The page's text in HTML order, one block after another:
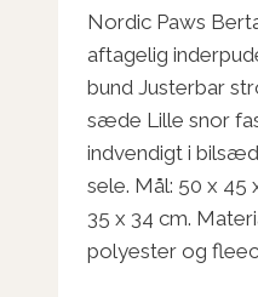
pris
var:
kr.
Nordic Paws
aftagelig
bund Justerbar
sæde Lille snor
indvendigt i
sele. Mål: 50 x 45
35 x 34 cm.
polyester og